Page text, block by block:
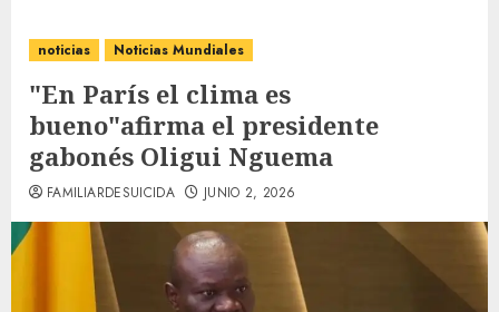
noticias Noticias Mundiales
"En París el clima es
bueno"afirma el presidente
gabonés Oligui Nguema
FAMILIARDESUICIDA JUNIO 2, 2026